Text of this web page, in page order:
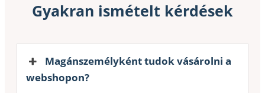
Gyakran ismételt kérdések
Magánszemélyként tudok vásárolni a
webshopon?